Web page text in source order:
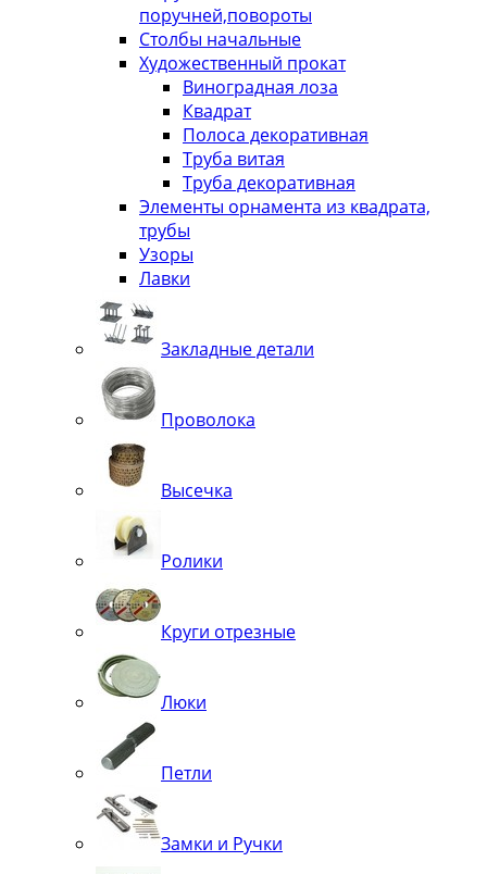
поручней,повороты
Столбы начальные
Художественный прокат
Виноградная лоза
Квадрат
Полоса декоративная
Труба витая
Труба декоративная
Элементы орнамента из квадрата,
трубы
Узоры
Лавки
Закладные детали
Проволока
Высечка
Ролики
Круги отрезные
Люки
Петли
Замки и Ручки